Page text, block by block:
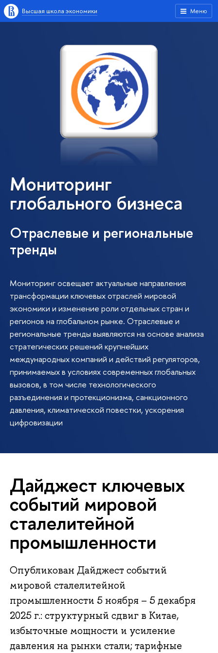
Меню
Высшая школа экономики
Мониторинг
глобального бизнеса
Отраслевые и региональные
тренды
Мониторинг освещает актуальные направления
трансформации ключевых отраслей мировой
экономики и изменение роли отдельных стран и
регионов на глобальном рынке. Отраслевые и
региональные тренды выявляются на основе анализа
стратегических решений крупнейших
международных компаний и действий регуляторов,
принимаемых в условиях современных глобальных
вызовов, в том числе технологического
разъединения и протекционизма, санкционного
давления, климатической повестки, ускорения
цифровизации
Дайджест ключевых
событий мировой
сталелитейной
промышленности
Опубликован Дайджест событий
мировой сталелитейной
промышленности 5 ноября – 5 декабря
2025 г.: cтруктурный сдвиг в Китае,
избыточные мощности и усиление
давления на рынки стали; тарифные